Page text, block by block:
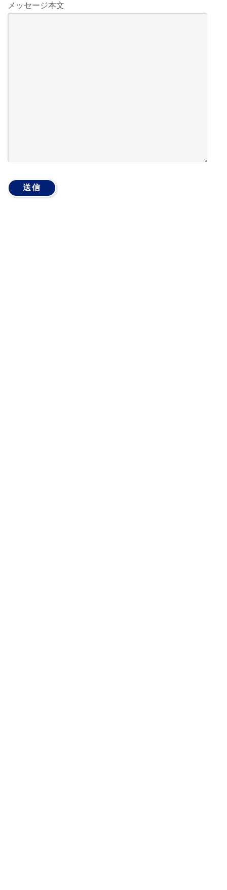
メッセージ本文